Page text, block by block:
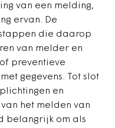
van een melding,
ervan. De
die daarop
van melder en
preventieve
gegevens. Tot slot
en
het melden van
belangrijk om als